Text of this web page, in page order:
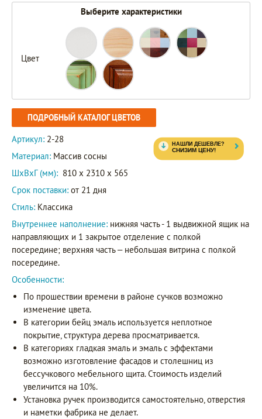
Выберите характеристики
Цвет
ПОДРОБНЫЙ КАТАЛОГ ЦВЕТОВ
Артикул: 2-28
Материал: Массив сосны
ШxВxГ (мм): 810 x 2310 x 565
Срок поставки: от 21 дня
Стиль: Классика
Внутреннее наполнение: нижняя часть - 1 выдвижной ящик на
направляющих и 1 закрытое отделение с полкой
посередине; верхняя часть – небольшая витрина с полкой
посередине.
Особенности:
По прошествии времени в районе сучков возможно
изменение цвета.
В категории бейц эмаль используется неплотное
покрытие, структура дерева просматривается.
В категориях гладкая эмаль и эмаль с эффектами
возможно изготовление фасадов и столешниц из
бессучкового мебельного щита. Стоимость изделий
увеличится на 10%.
Установка ручек производится самостоятельно, отверстия
и наметки фабрика не делает.